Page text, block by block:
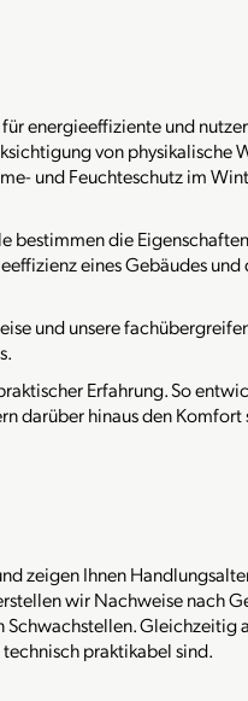
energieeffiziente und
von physikalische
und Feuchteschutz im
bestimmen die
eines Gebäudes
und unsere
Erfahrung. So
darüber hinaus den
zeigen Ihnen
wir Nachweise nach
Gleichzeitig
praktikabel sind.